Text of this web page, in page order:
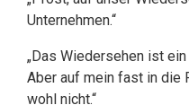
Unternehmen.“
„Das Wiedersehen ist
Aber auf mein fast in die
wohl nicht.“